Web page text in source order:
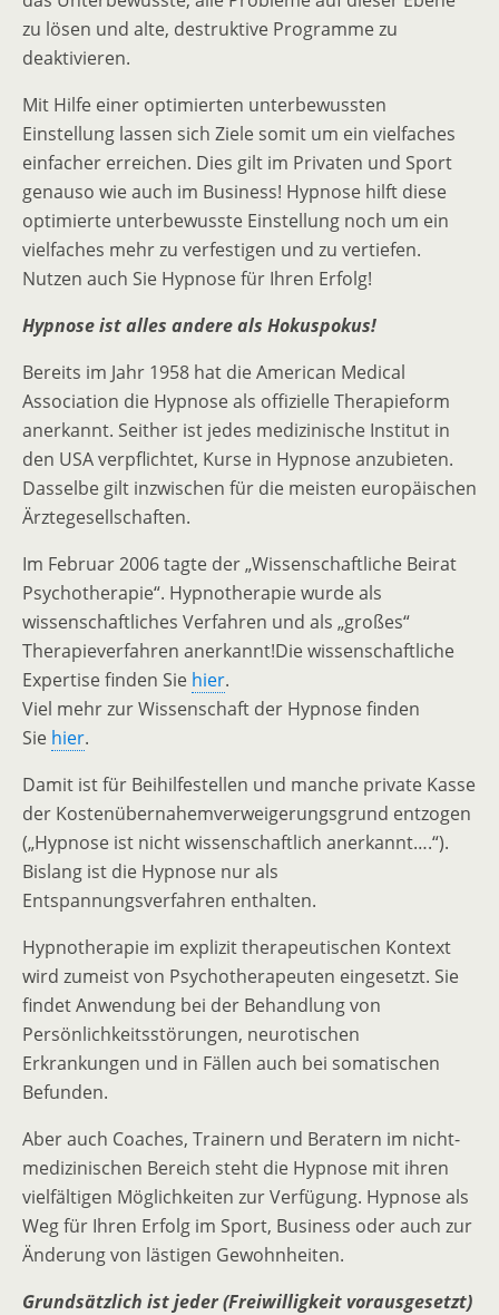
zu lösen und alte, destruktive Programme zu
deaktivieren.
Mit Hilfe einer optimierten unterbewussten
Einstellung lassen sich Ziele somit um ein vielfaches
einfacher erreichen. Dies gilt im Privaten und Sport
genauso wie auch im Business! Hypnose hilft diese
optimierte unterbewusste Einstellung noch um ein
vielfaches mehr zu verfestigen und zu vertiefen.
Nutzen auch Sie Hypnose für Ihren Erfolg!
Hypnose ist alles andere als Hokuspokus!
Bereits im Jahr 1958 hat die American Medical
Association die Hypnose als offizielle Therapieform
anerkannt. Seither ist jedes medizinische Institut in
den USA verpflichtet, Kurse in Hypnose anzubieten.
Dasselbe gilt inzwischen für die meisten europäischen
Ärztegesellschaften.
Im Februar 2006 tagte der „Wissenschaftliche Beirat
Psychotherapie“. Hypnotherapie wurde als
wissenschaftliches Verfahren und als „großes“
Therapieverfahren anerkannt!Die wissenschaftliche
Expertise finden Sie hier.
Viel mehr zur Wissenschaft der Hypnose finden
Sie hier.
Damit ist für Beihilfestellen und manche private Kasse
der Kostenübernahemverweigerungsgrund entzogen
(„Hypnose ist nicht wissenschaftlich anerkannt….“).
Bislang ist die Hypnose nur als
Entspannungsverfahren enthalten.
Hypnotherapie im explizit therapeutischen Kontext
wird zumeist von Psychotherapeuten eingesetzt. Sie
findet Anwendung bei der Behandlung von
Persönlichkeitsstörungen, neurotischen
Erkrankungen und in Fällen auch bei somatischen
Befunden.
Aber auch Coaches, Trainern und Beratern im nicht-
medizinischen Bereich steht die Hypnose mit ihren
vielfältigen Möglichkeiten zur Verfügung. Hypnose als
Weg für Ihren Erfolg im Sport, Business oder auch zur
Änderung von lästigen Gewohnheiten.
Grundsätzlich ist jeder (Freiwilligkeit vorausgesetzt)